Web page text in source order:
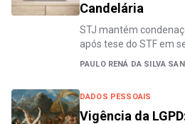
Candelária
STJ mantém
após tese do STF em
PAULO RENÁ DA SILVA
DADOS PESSOAIS
Vigência da